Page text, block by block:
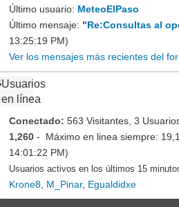
Último usuario: MeteoElPaso
Último mensaje: "Re:Consultas al
13:25:19 PM)
Ver los mensajes más recientes del
Usuarios
en línea
Conectado: 563 Visitantes, 3
1,260 - Máximo en linea siempre:
14:01:22 PM)
Usuarios activos en los últimos 15
Krone8 M_Pinar, Egualdidxe